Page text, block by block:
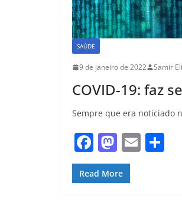
SAÚDE
9 de janeiro de 2022 Samir
COVID-19: faz
Sempre que era noticiado
F
a
c
M
a
st
E
Read More